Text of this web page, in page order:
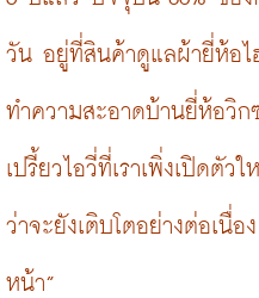
วัน อยู่ที่สินค้าดูแลผ้ายี่ห้อไ
ทำความสะอาดบ้านยี่ห้อวิ
เปรี้ยวไอวี่ที่เราเพิ่งเปิดตัว
ว่าจะยังเติบโตอย่างต่อเนื่
หน้า”